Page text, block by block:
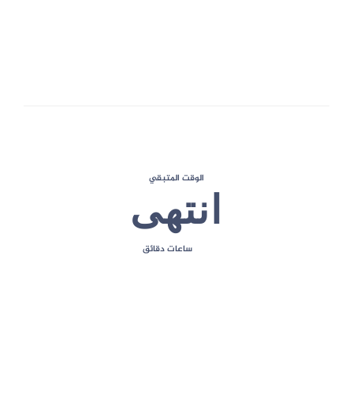
انتهى
الوقت المتبقي
ساعاتدقائق